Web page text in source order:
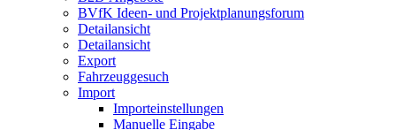
BVfK Ideen- und Projektplanungsforum
Detailansicht
Detailansicht
Export
Fahrzeuggesuch
Import
Importeinstellungen
Manuelle Eingabe